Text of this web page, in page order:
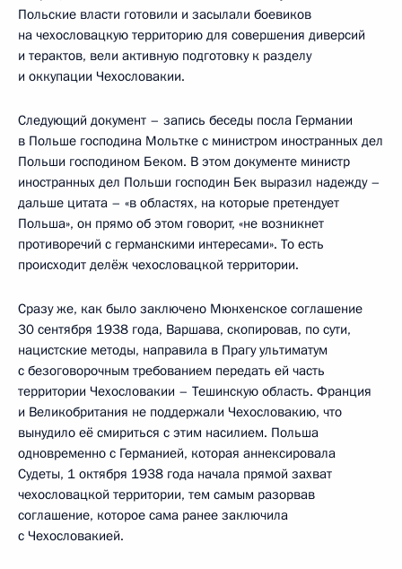
Польские власти готовили и засылали боевиков
на чехословацкую территорию для совершения диверсий
и терактов, вели активную подготовку к разделу
и оккупации Чехословакии.
Следующий документ – запись беседы посла Германии
в Польше господина Мольтке с министром иностранных дел
Польши господином Беком. В этом документе министр
иностранных дел Польши господин Бек выразил надежду –
дальше цитата – «в областях, на которые претендует
Польша», он прямо об этом говорит, «не возникнет
противоречий с германскими интересами». То есть
происходит делёж чехословацкой территории.
Сразу же, как было заключено Мюнхенское соглашение
30 сентября 1938 года, Варшава, скопировав, по сути,
нацистские методы, направила в Прагу ультиматум
с безоговорочным требованием передать ей часть
территории Чехословакии – Тешинскую область. Франция
и Великобритания не поддержали Чехословакию, что
вынудило её смириться с этим насилием. Польша
одновременно с Германией, которая аннексировала
Судеты, 1 октября 1938 года начала прямой захват
чехословацкой территории, тем самым разорвав
соглашение, которое сама ранее заключила
с Чехословакией.